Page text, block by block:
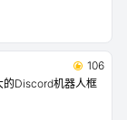
106
Discord机器人框